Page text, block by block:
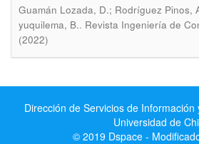
Guamán Lozada, D.; Rodríguez Pinos,
yuquilema, B.. Revista Ingeniería de
(2022)
Dirección de Servicios de Información
Universidad de
© 2019 Dspace -